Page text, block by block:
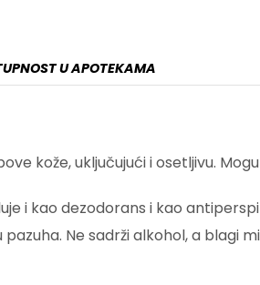
U APOTEKAMA
kože, uključujući i osetljivu.
i kao dezodorans i kao
Ne sadrži alkohol, a blagi